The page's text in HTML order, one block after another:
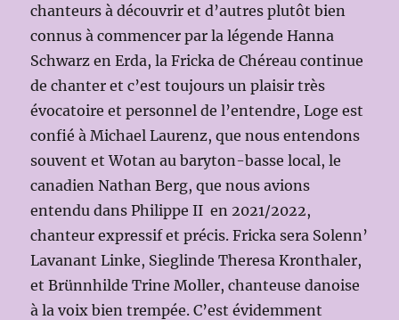
chanteurs à découvrir et d’autres plutôt bien
connus à commencer par la légende Hanna
Schwarz en Erda, la Fricka de Chéreau continue
de chanter et c’est toujours un plaisir très
évocatoire et personnel de l’entendre, Loge est
confié à Michael Laurenz, que nous entendons
souvent et Wotan au baryton-basse local, le
canadien Nathan Berg, que nous avions
entendu dans Philippe II en 2021/2022,
chanteur expressif et précis. Fricka sera Solenn’
Lavanant Linke, Sieglinde Theresa Kronthaler,
et Brünnhilde Trine Moller, chanteuse danoise
à la voix bien trempée. C’est évidemment